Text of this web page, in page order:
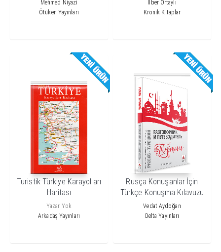
Mehmed Niyazi
Ötüken Yayınları
İlber Ortaylı
Kronik Kitaplar
Turistik Türkiye Karayolları
Haritası
Yazar Yok
Arkadaş Yayınları
Rusça Konuşanlar İçin
Türkçe Konuşma Kılavuzu
ve Gezi Rehberi
Vedat Aydoğan
Delta Yayınları